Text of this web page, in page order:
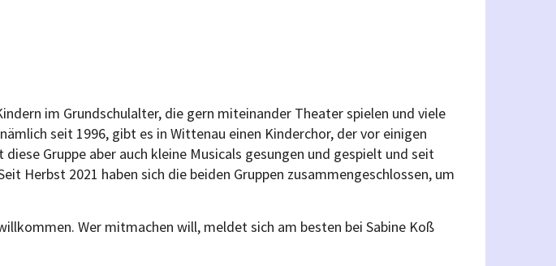
im Grundschulalter, die gern miteinander Theater spielen und viele
seit 1996, gibt es in Wittenau einen Kinderchor, der vor einigen
Gruppe aber auch kleine Musicals gesungen und gespielt und seit
Herbst 2021 haben sich die beiden Gruppen zusammengeschlossen, um
Wer mitmachen will, meldet sich am besten bei Sabine Koß